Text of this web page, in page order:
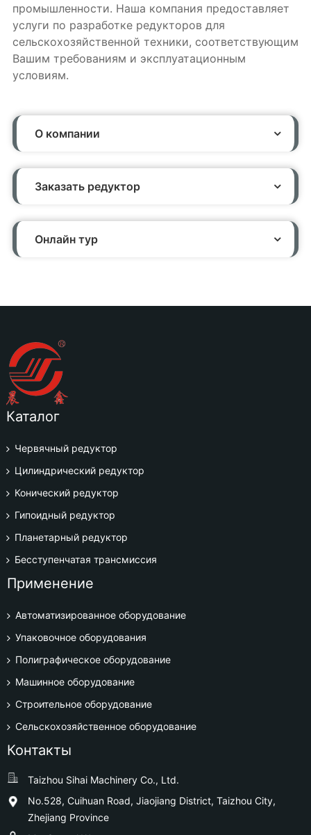
промышленности. Наша компания предоставляет
услуги по разработке редукторов для
сельскохозяйственной техники, соответствующим
Вашим требованиям и эксплуатационным
условиям.
О компании
Заказать редуктор
Онлайн тур
Каталог
Червячный редуктор
Цилиндрический редуктор
Конический редуктор
Гипоидный редуктор
Планетарный редуктор
Бесступенчатая трансмиссия
Применение
Автоматизированное оборудование
Упаковочное оборудования
Полиграфическое оборудование
Машинное оборудование
Строительное оборудование
Сельскохозяйственное оборудование
Контакты
Taizhou Sihai Machinery Co., Ltd.
No.528, Cuihuan Road, Jiaojiang District, Taizhou City,
Zhejiang Province